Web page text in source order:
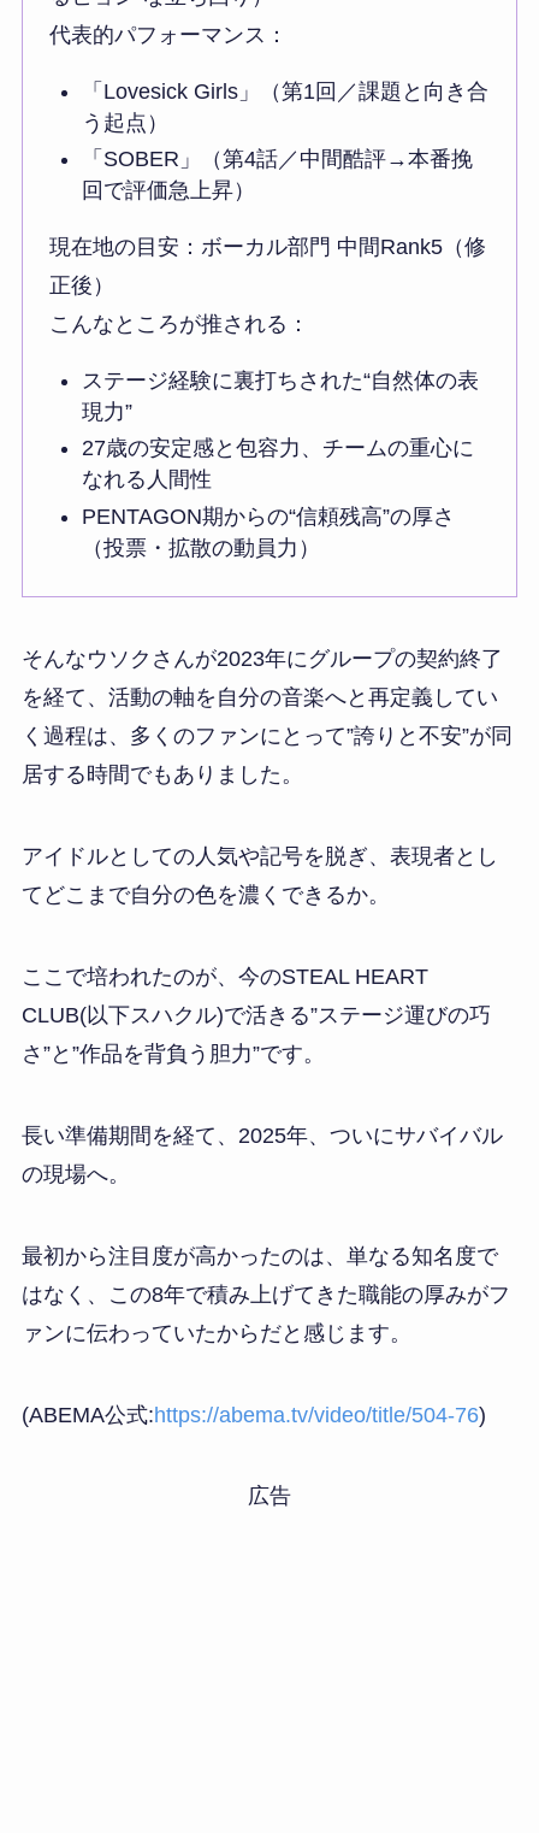
代表的パフォーマンス：
「Lovesick Girls」（第1回／課題と向き合
う起点）
「SOBER」（第4話／中間酷評→本番挽
回で評価急上昇）
現在地の目安：ボーカル部門 中間Rank5（修
正後）
こんなところが推される：
ステージ経験に裏打ちされた“自然体の表
現力”
27歳の安定感と包容力、チームの重心に
なれる人間性
PENTAGON期からの“信頼残高”の厚さ
（投票・拡散の動員力）
そんなウソクさんが2023年にグループの契約終了
を経て、活動の軸を自分の音楽へと再定義してい
く過程は、多くのファンにとって”誇りと不安”が同
居する時間でもありました。
アイドルとしての人気や記号を脱ぎ、表現者とし
てどこまで自分の色を濃くできるか。
ここで培われたのが、今のSTEAL HEART
CLUB(以下スハクル)で活きる”ステージ運びの巧
さ”と”作品を背負う胆力”です。
長い準備期間を経て、2025年、ついにサバイバル
の現場へ。
最初から注目度が高かったのは、単なる知名度で
はなく、この8年で積み上げてきた職能の厚みがフ
ァンに伝わっていたからだと感じます。
(ABEMA公式:https://abema.tv/video/title/504-76)
広告